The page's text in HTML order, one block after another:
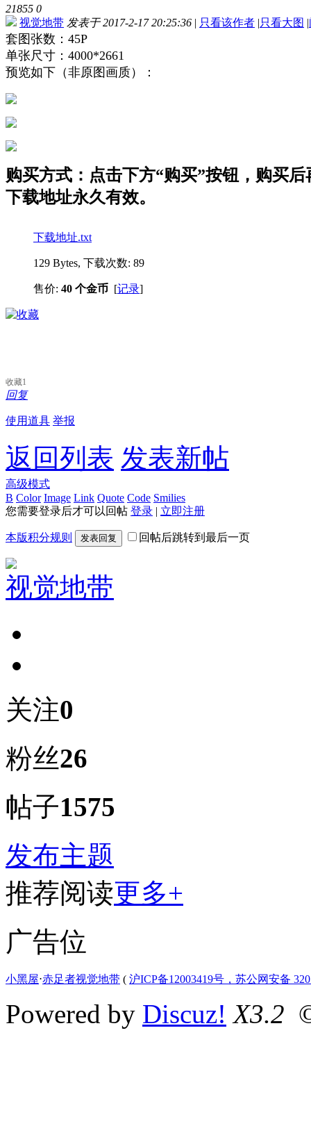
21855 0
视觉地带 发表于 2017-2-17 20:25:36 | 只看该作者 |只看大图 |
套图张数：45P
单张尺寸：4000*2661
预览如下（非原图画质）：
购买方式：点击下方“购买”按钮，购买
下载地址永久有效。
下载地址.txt
129 Bytes, 下载次数: 89
售价: 40 个金币 [记录]
收藏1
回复
使用道具 举报
返回列表 发表新帖
高级模式
B Color Image Link Quote Code Smilies
您需要登录后才可以回帖 登录 | 立即注册
本版积分规则 发表回复 回帖后跳转到最后一页
视觉地带
关注0
粉丝26
帖子1575
发布主题
推荐阅读更多+
广告位
小黑屋⋅赤足者视觉地带 ( 沪ICP备12003419号，苏公网安备
Powered by Discuz! X3.2